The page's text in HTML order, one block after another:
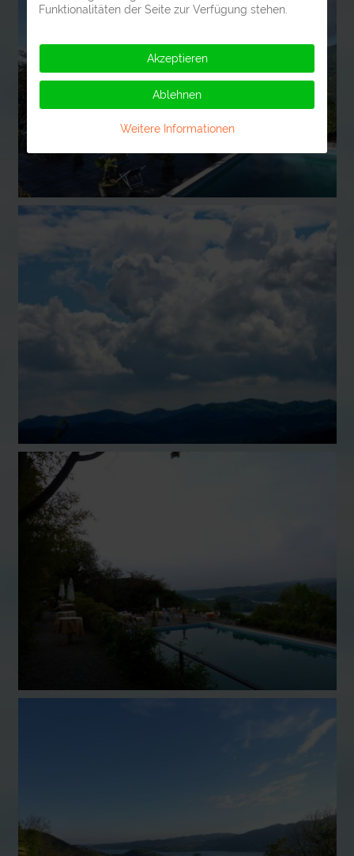
Funktionalitäten der Seite zur Verfügung stehen.
Akzeptieren
Ablehnen
Weitere Informationen